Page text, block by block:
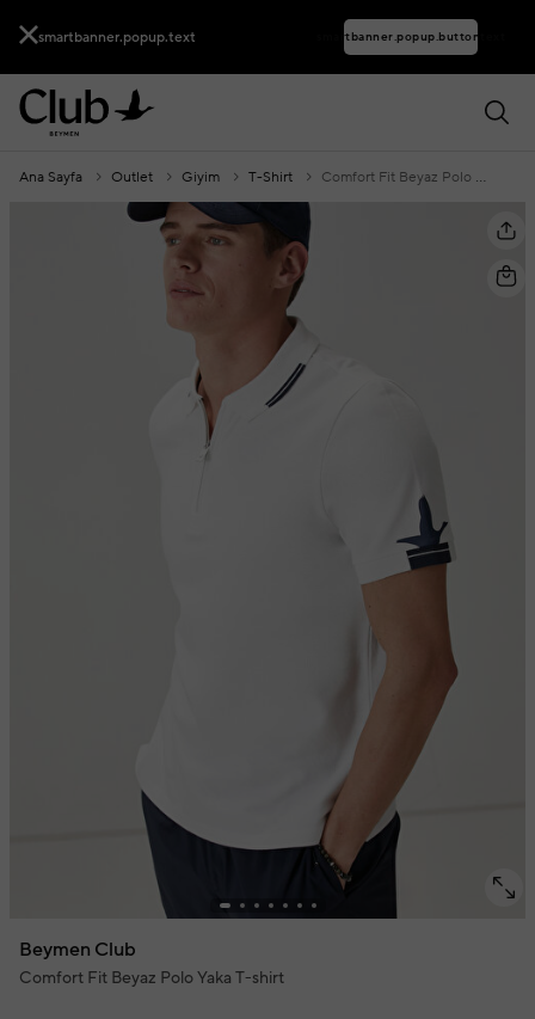
smartbanner.popup.text smartbanner.popup.buttontext
Ana Sayfa Outlet Giyim T-Shirt Comfort Fit Beyaz Polo Yaka T-Shirt
Beymen Club
Comfort Fit Beyaz Polo Yaka T-shirt